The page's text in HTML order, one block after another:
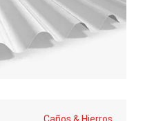
Caños & Hierros